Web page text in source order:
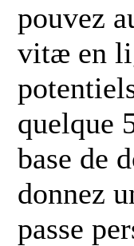
pouvez
vitæ en
quelque
base de
donnez
passe